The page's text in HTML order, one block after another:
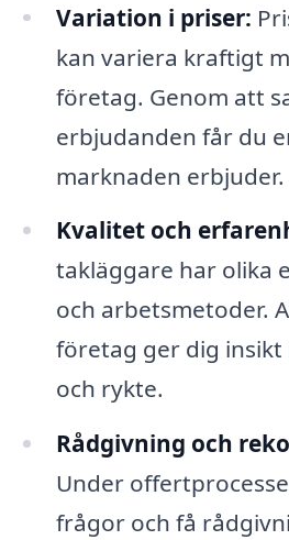
Variation i priser:
kan variera kraftigt
företag. Genom att
erbjudanden får du
marknaden erbjuder.
Kvalitet och
takläggare har olika
och arbetsmetoder.
företag ger dig insikt
och rykte.
Rådgivning och
Under
frågor och få